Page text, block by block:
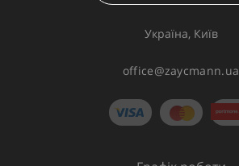
Україна, Київ
office@zaycmann.ua